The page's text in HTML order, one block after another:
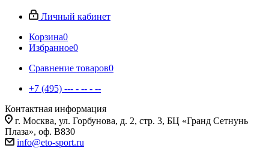
Личный кабинет
Корзина0
Избранное0
Сравнение товаров0
+7 (495) --- - -- - --
Контактная информация
г. Москва, ул. Горбунова, д. 2, стр. 3, БЦ «Гранд Сетнунь
Плаза», оф. В830
info@eto-sport.ru